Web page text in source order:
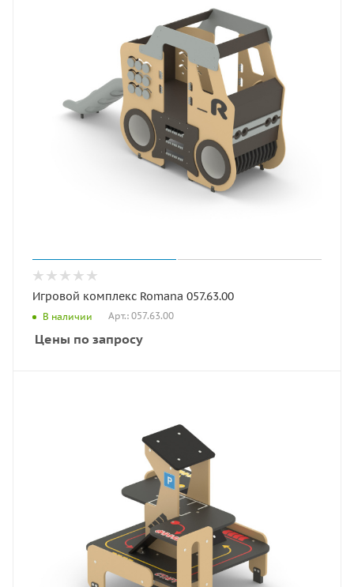
Игровой комплекс Romana 057.63.00
В наличии Арт.: 057.63.00
Цены по запросу